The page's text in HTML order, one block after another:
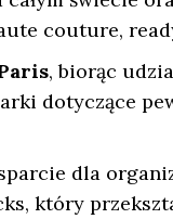
couture,
, biorąc
dotyczące
dla
który